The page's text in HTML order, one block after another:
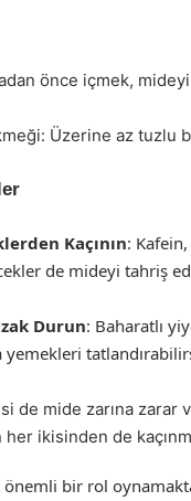
önce içmek,
Üzerine az tuzlu
Kaçının:
de mideyi tahriş
Durun: Baharatlı
de mide zarına
her ikisinden de
bir rol